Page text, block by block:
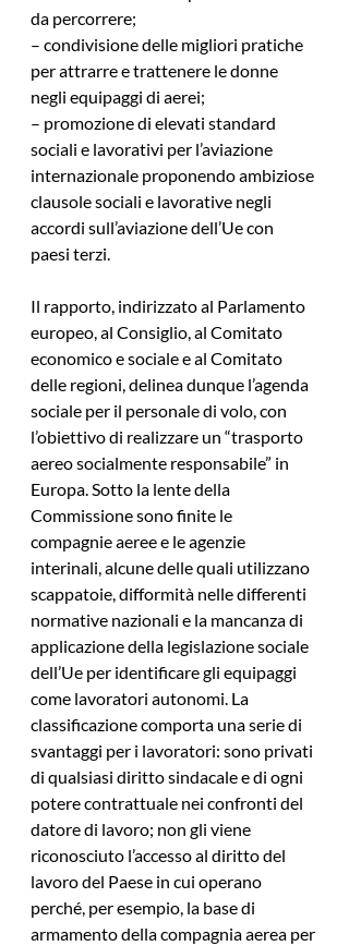
da percorrere;
– condivisione delle migliori pratiche
per attrarre e trattenere le donne
negli equipaggi di aerei;
– promozione di elevati standard
sociali e lavorativi per l’aviazione
internazionale proponendo ambiziose
clausole sociali e lavorative negli
accordi sull’aviazione dell’Ue con
paesi terzi.
Il rapporto, indirizzato al Parlamento
europeo, al Consiglio, al Comitato
economico e sociale e al Comitato
delle regioni, delinea dunque l’agenda
sociale per il personale di volo, con
l’obiettivo di realizzare un “trasporto
aereo socialmente responsabile” in
Europa. Sotto la lente della
Commissione sono finite le
compagnie aeree e le agenzie
interinali, alcune delle quali utilizzano
scappatoie, difformità nelle differenti
normative nazionali e la mancanza di
applicazione della legislazione sociale
dell’Ue per identificare gli equipaggi
come lavoratori autonomi. La
classificazione comporta una serie di
svantaggi per i lavoratori: sono privati
di qualsiasi diritto sindacale e di ogni
potere contrattuale nei confronti del
datore di lavoro; non gli viene
riconosciuto l’accesso al diritto del
lavoro del Paese in cui operano
perché, per esempio, la base di
armamento della compagnia aerea per